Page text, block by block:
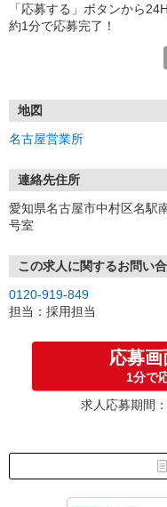
「応募する」ボタンから
約1分で応募完了！
①応募から3営業日を目安に
★スマホでWEB面接（
す
③面接実施（履歴書不要）
④勤務開始（スタート日は応
お気軽にご応募ください♪
地図
名古屋営業所
連絡先住所
愛知県名古屋市中村区名
号室
この求人に関するお問い
0120-919-849
担当：採用担当
応募
1分で
求人応募期間